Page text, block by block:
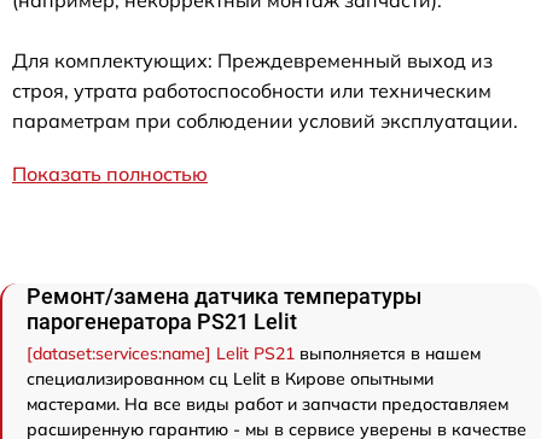
Для комплектующих: Преждевременный выход из
строя, утрата работоспособности или техническим
параметрам при соблюдении условий эксплуатации.
Показать полностью
Ремонт/замена датчика температуры
парогенератора PS21 Lelit
[dataset:services:name] Lelit PS21 выполняется в нашем
специализированном сц Lelit в Кирове опытными
мастерами. На все виды работ и запчасти предоставляем
расширенную гарантию - мы в сервисе уверены в качестве